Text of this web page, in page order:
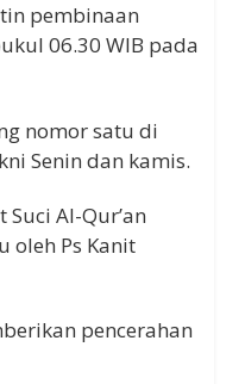
pembinaan
06.30 WIB pada
nomor satu di
Senin dan kamis.
Al-Qur’an
oleh Ps Kanit
pencerahan